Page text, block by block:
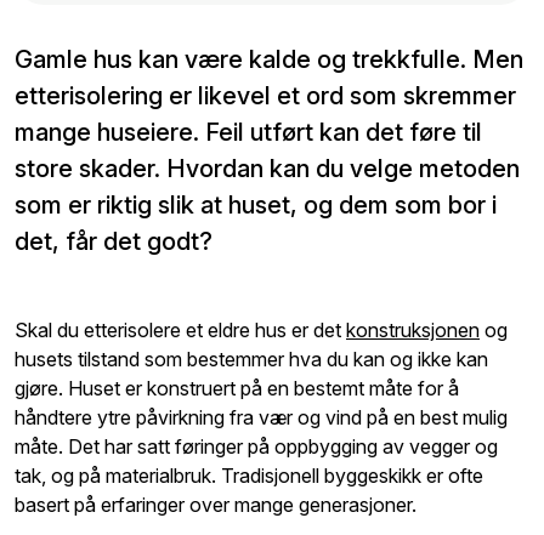
Gamle hus kan være kalde og trekkfulle. Men
etterisolering er likevel et ord som skremmer
mange huseiere. Feil utført kan det føre til
store skader. Hvordan kan du velge metoden
som er riktig slik at huset, og dem som bor i
det, får det godt?
Skal du etterisolere et eldre hus er det konstruksjonen og
husets tilstand som bestemmer hva du kan og ikke kan
gjøre. Huset er konstruert på en bestemt måte for å
håndtere ytre påvirkning fra vær og vind på en best mulig
måte. Det har satt føringer på oppbygging av vegger og
tak, og på materialbruk. Tradisjonell byggeskikk er ofte
basert på erfaringer over mange generasjoner.